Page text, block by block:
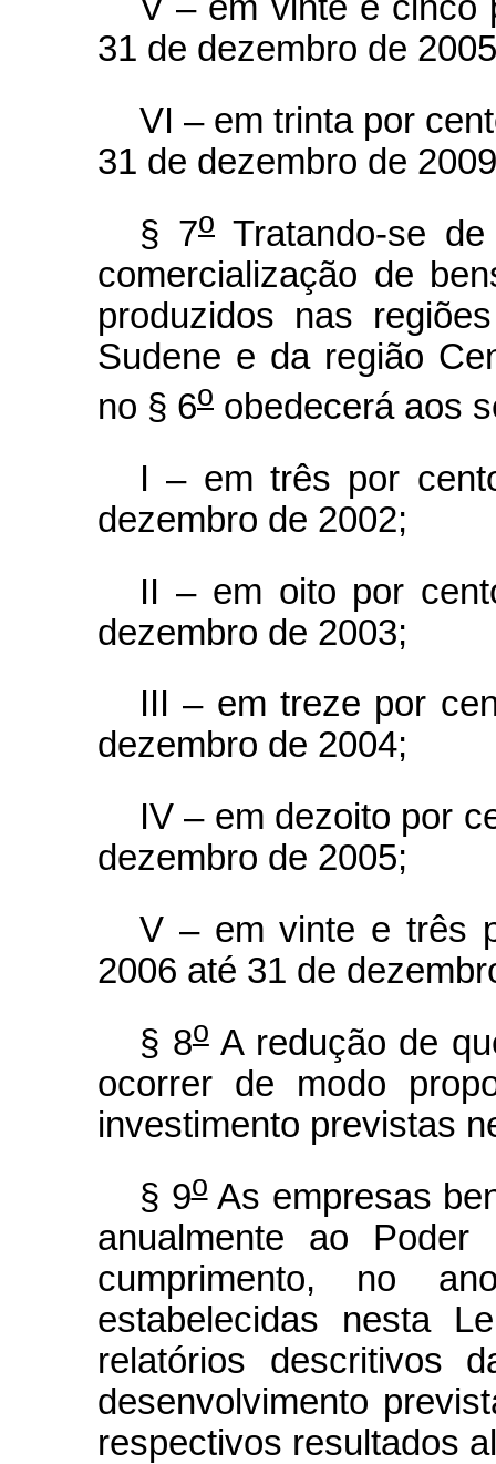
V – em vinte e cinco
31 de dezembro de
VI – em trinta por
31 de dezembro de
§ 7o Tratando-se
comercialização de
produzidos nas
Sudene e da região
no § 6o obedecerá aos
I – em três por
dezembro de 2002;
II – em oito por
dezembro de 2003;
III – em treze por
dezembro de 2004;
IV – em dezoito por
dezembro de 2005;
V – em vinte e três
2006 até 31 de
§ 8oA redução de
ocorrer de modo
investimento previstas
§ 9oAs empresas
anualmente ao Poder
cumprimento, no
estabelecidas nesta
relatórios descritivos
desenvolvimento
respectivos resultados